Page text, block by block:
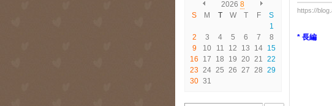
2026 8
S
M T W T F
S
1
2
3 4 5 6 7
8
9
10 11 12 13 14 15
16
17 18 19 20 21
22
23 24 25 26 27 28 29
30 31
https://
* 長編